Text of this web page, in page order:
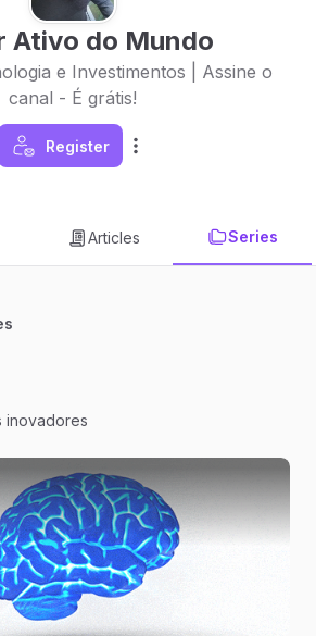
Ativo do Mundo
e Investimentos | Assine o
canal - É grátis!
Register
Articles Series
inovadores